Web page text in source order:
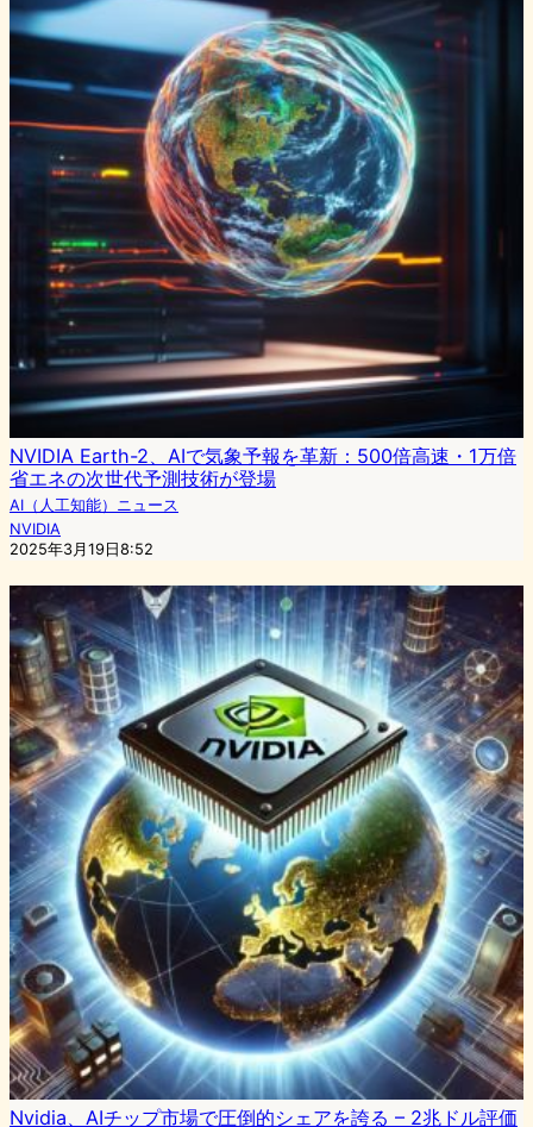
NVIDIA Earth-2、AIで気象予報を革新：500倍高速・1万倍
省エネの次世代予測技術が登場
AI（人工知能）ニュース
NVIDIA
2025年3月19日8:52
Nvidia、AIチップ市場で圧倒的シェアを誇る – 2兆ドル評価